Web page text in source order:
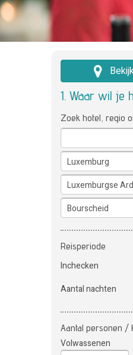
1. Waar wil je
Zoek hotel, regio
Reisperiode
Inchecken
Aantal nachten
Aantal personen /
Volwassenen